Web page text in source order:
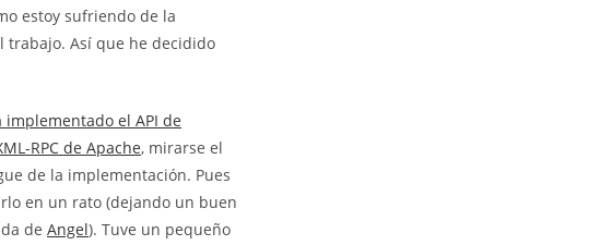
estoy sufriendo de la
trabajo. Así que he decidido
implementado el API de
RPC de Apache, mirarse el
de la implementación. Pues
en un rato (dejando un buen
de Angel). Tuve un pequeño